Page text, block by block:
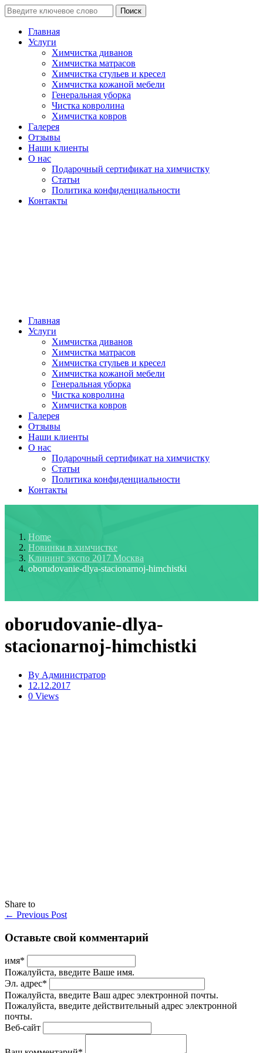
Поиск
Главная
Услуги
Химчистка диванов
Химчистка матрасов
Химчистка стульев и кресел
Химчистка кожаной мебели
Генеральная уборка
Чистка ковролина
Химчистка ковров
Галерея
Отзывы
Наши клиенты
О нас
Подарочный сертификат на химчистку
Статьи
Политика конфиденциальности
Контакты
Главная
Услуги
Химчистка диванов
Химчистка матрасов
Химчистка стульев и кресел
Химчистка кожаной мебели
Генеральная уборка
Чистка ковролина
Химчистка ковров
Галерея
Отзывы
Наши клиенты
О нас
Подарочный сертификат на химчистку
Статьи
Политика конфиденциальности
Контакты
Home
Новинки в химчистке
Клининг экспо 2017 Москва
oborudovanie-dlya-stacionarnoj-himchistki
oborudovanie-dlya-
stacionarnoj-himchistki
By Администратор
12.12.2017
0 Views
Share to
← Previous Post
Оставьте свой комментарий
имя*
Пожалуйста, введите Ваше имя.
Эл. адрес*
Пожалуйста, введите Ваш адрес электронной почты.
Пожалуйста, введите действительный адрес электронной
почты.
Веб-сайт